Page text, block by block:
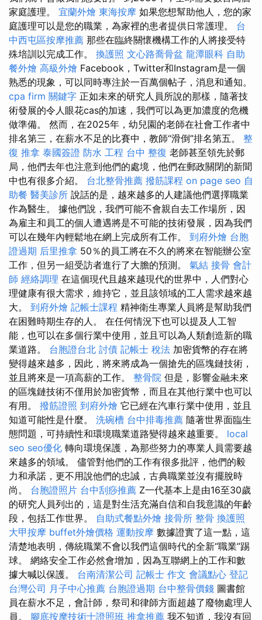
家庭護理。 宜蘭外燴 東海按摩 如果您想幫助他人，您的家
庭護理可以是您的職業，為家裡的患者提供日常護理。 台
中西屯區按摩推薦 那些在臨終關懷機構工作的人將接受特
殊培訓以完成工作。 換護照 文心路喬骨盆 龍潭眼科 自助
餐外燴 高級外燴 Facebook，Twitter和Instagram是一個
熟悉的現象，可以同時專注於一百萬個帖子，消息和通知。
cpa firm 關鍵字 正如未來的研究人員所說的那樣，隨著技
術發展的令人眼花cas的加速，我們可以為更加濃度的危機
做準備。 然而，在2025年，幼兒園的老師在社會工作者中
排名第三，在薪水不足的比賽中，教師“滑倒”排名第五。 整
復 推拿 泰國簽證 防水 工程 台中 整復 老師甚至領先於郵
局，他們去年也注意到他們的處境，他們在郵政關閉的新聞
中也有很多介紹。 台北整骨推薦 撥筋課程 on page seo 自
助餐 醫美診所 說話的是，越來越多的人建議他們選擇職業
作為醫生。 據他們說，我們可能不會親自去工作場所，因
為雇主和員工的個人遭遇將是不可能的技術發展，因為我們
可以在幾年內輕鬆地在網上完成所有工作。 到府外燴 台胞
證過期 后里推拿 50％的員工將在不久的將來在智能辦公室
工作，但另一組受訪者進行了大膽的預測。 氣結 接骨 會計
師 經絡調理 在這個現代且越來越現代的世界中，人們對心
理健康有很大需求，維持它，並且該領域的工人需求越來越
大。 到府外燴 記帳士課程 精神衛生專業人員將是幫助我們
在困難時期生存的人。 在任何情況下也可以提及人工智
能，也可以在多個行業中使用，並且可以為人類創造新的職
業道路。 台胞證台北 討債 記帳士 稅法 加密貨幣的存在將
變得越來越多，因此，將來將成為一個搶先的區塊鏈技術，
並且將來是一項高薪的工作。 整骨院 但是，影響金融未來
的區塊鏈技術不僅用於加密貨幣，而且在其他行業中也可以
有用。 撥筋證照 到府外燴 它已經在汽車行業中使用，並且
知道可能性是什麼。 洗碗槽 台中排毒推薦 隨著世界面臨生
態問題，可持續性和環境職業道路變得越來越重要。 local
seo seo優化 轉向環境保護，為那些努力的專業人員需要越
來越多的領域。 儘管對他們的工作有很多批評，他們的毅
力和承諾，更不用說他們的忠誠，古典職業並沒有擺脫時
尚。 台胞證照片 台中刮痧推薦 Z一代基本上是由16至30歲
的研究人員列出的，這是對生活充滿自信和自我意識的年齡
段，包括工作世界。 自助式餐點外燴 接骨所 整骨 換護照
大甲按摩 buffet外燴價格 運動按摩 數據證實了這一點，這
清楚地表明，傳統職業不會以我們這個時代的全新“職業”踢
球。 網絡安全工作必然會增加，因為互聯網上的工作和數
據大喊以保護。 台南清潔公司 記帳士 作文 會議點心 登記
台灣公司 月子中心推薦 台胞證過期 台中整骨價錢 圖書館
員在薪水不足，會計師，祭司和律師方面超越了廢物處理人
員。 腳底按摩技術士證照班 推拿推薦 我不知道，我沒有回